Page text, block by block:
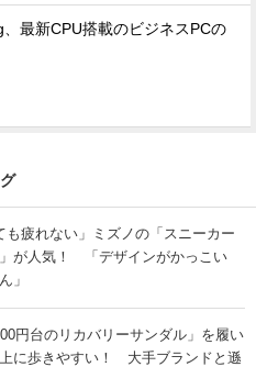
最新CPU搭載のビジネスPCの
も疲れない」ミズノの「スニーカー
が人気！ 「デザインがかっこい
」
円台のリカバリーサンダル」を履い
に歩きやすい！ 大手ブランドと遜